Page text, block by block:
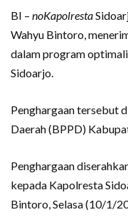
BI – noKapolresta
Wahyu Bintoro,
dalam program
Sidoarjo.
Penghargaan tersebut
Daerah (BPPD)
Penghargaan
kepada Kapolresta
Bintoro, Selasa (10/1/